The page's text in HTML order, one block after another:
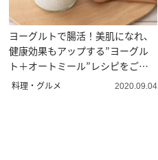
ヨーグルトで腸活！美肌になれ、
健康効果もアップする”ヨーグル
ト＋オートミール”レシピをご紹
介
料理・グルメ 2020.09.04